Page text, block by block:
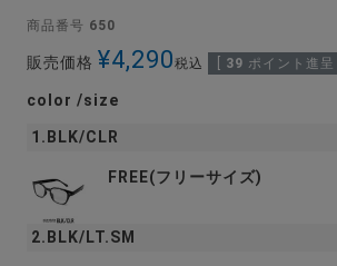
商品番号 650
販売価格 ¥4,290税込 39 ポイント進呈 ]
color size
1.BLK/CLR
FREE(フリーサイズ)
2.BLK/LT.SM